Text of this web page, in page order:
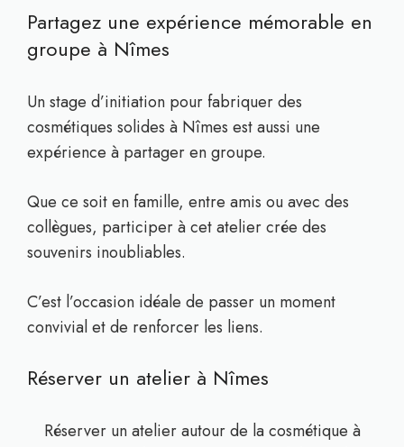
Partagez une expérience mémorable en
groupe à Nîmes
Un stage d’initiation pour fabriquer des
cosmétiques solides à Nîmes est aussi une
expérience à partager en groupe.
Que ce soit en famille, entre amis ou avec des
collègues, participer à cet atelier crée des
souvenirs inoubliables.
C’est l’occasion idéale de passer un moment
convivial et de renforcer les liens.
Réserver un atelier à Nîmes
Réserver un atelier autour de la cosmétique à